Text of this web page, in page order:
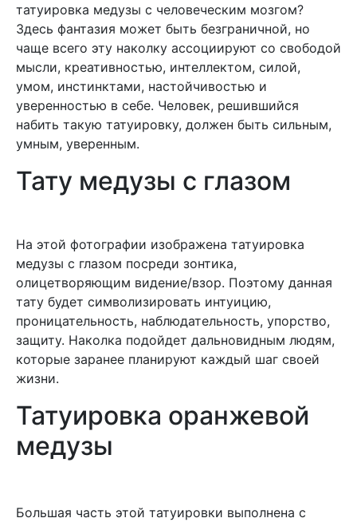
татуировка медузы с человеческим мозгом?
Здесь фантазия может быть безграничной, но
чаще всего эту наколку ассоциируют со свободой
мысли, креативностью, интеллектом, силой,
умом, инстинктами, настойчивостью и
уверенностью в себе. Человек, решившийся
набить такую татуировку, должен быть сильным,
умным, уверенным.
Тату медузы с глазом
На этой фотографии изображена татуировка
медузы с глазом посреди зонтика,
олицетворяющим видение/взор. Поэтому данная
тату будет символизировать интуицию,
проницательность, наблюдательность, упорство,
защиту. Наколка подойдет дальновидным людям,
которые заранее планируют каждый шаг своей
жизни.
Татуировка оранжевой
медузы
Большая часть этой татуировки выполнена с